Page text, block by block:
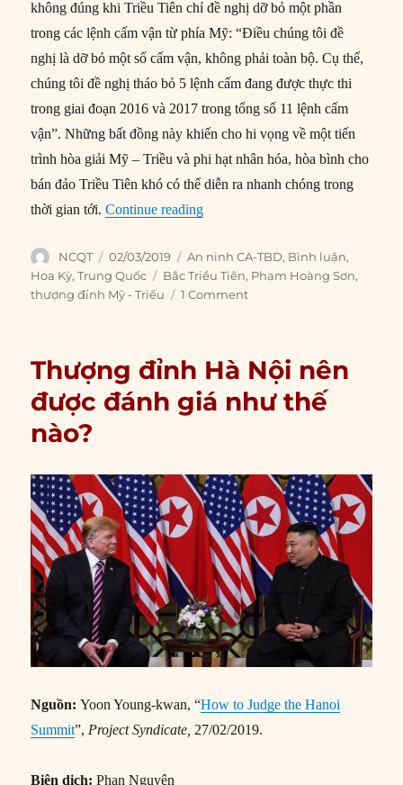
không đúng khi Triều Tiên chỉ đề nghị dỡ bỏ một phần
trong các lệnh cấm vận từ phía Mỹ: “Điều chúng tôi đề
nghị là dỡ bỏ một số cấm vận, không phải toàn bộ. Cụ thể,
chúng tôi đề nghị tháo bỏ 5 lệnh cấm đang được thực thi
trong giai đoạn 2016 và 2017 trong tổng số 11 lệnh cấm
vận”. Những bất đồng này khiến cho hi vọng về một tiến
trình hòa giải Mỹ – Triều và phi hạt nhân hóa, hòa bình cho
bán đảo Triều Tiên khó có thể diễn ra nhanh chóng trong
thời gian tới.Continue reading“Thượng đỉnh Mỹ-Triều: Canh
Author
NCQT
Posted
on
02/03/2019 Categories
An ninh CA-TBD, Bình luận,
Hoa Kỳ,Trung Quốc Tags
Bắc Triều Tiên, Phạm Hoàng Sơn,
thượng đỉnh Mỹ - Triều
1 Comment
Thượng đỉnh Hà Nội nên
được đánh giá như thế
nào?
Nguồn:Yoon Young-kwan, “How to Judge the Hanoi
Summit”, Project Syndicate, 27/02/2019.
Biên dịch:Phan Nguyên